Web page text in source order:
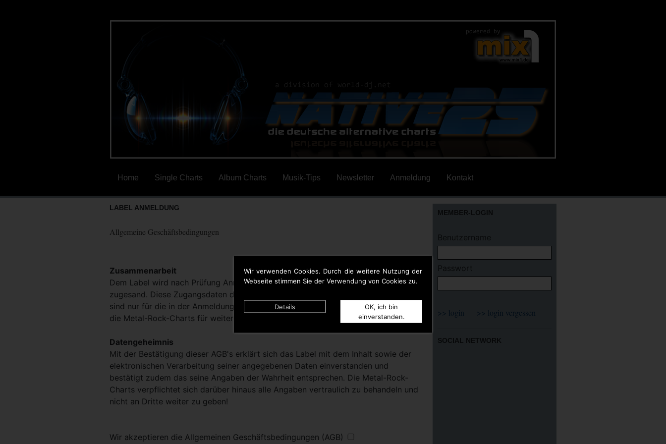
Wir verwenden Cookies. Durch die weitere Nutzung der
Webseite stimmen Sie der Verwendung von Cookies zu.
Details
OK, ich bin
einverstanden.
Home Single Charts Album Charts Musik-Tips Newsletter Anmeldung Kontakt
LABEL ANMELDUNG
Allgemeine Geschäftsbedingungen
Zusammenarbeit
Dem Label wird nach Prüfung Anmeldedaten die Zugangsdaten per E-Mail
zugesand. Diese Zugangsdaten dürfen an dritte nicht weitergegeben werden und
sind nur für die in der Anmeldung angegebene Person bestimmt. Bei Bedarf stellt
die Metal-Rock-Charts für weitere Label-Mitarbeiter Zugangsdaten zu Verfügung.
Datengeheimnis
Mit der Bestätigung dieser AGB's erklärt sich das Label mit dem Inhalt sowie der
elektronischen Verarbeitung seiner angegebenen Daten einverstanden und
bestätigt zudem das seine Angaben der Wahrheit entsprechen. Die Metal-Rock-
Charts verpflichtet sich darüber hinaus alle Angaben vertraulich zu behandeln und
nicht an Dritte weiter zu geben!
Wir akzeptieren die Allgemeinen Geschäftsbedingungen (AGB)
MEMBER-LOGIN
Benutzername
Passwort
SOCIAL NETWORK